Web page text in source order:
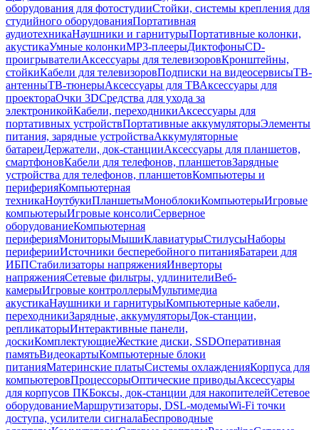
оборудования для фотостудииСтойки, системы крепления для
студийного оборудованияПортативная
аудиотехникаНаушники и гарнитурыПортативные колонки,
акустикаУмные колонкиMP3-плеерыДиктофоныCD-
проигрывателиАксессуары для телевизоровКронштейны,
стойкиКабели для телевизоровПодписки на видеосервисыТВ-
антенныТВ-тюнерыАксессуары для ТВАксессуары для
проектораОчки 3DСредства для ухода за
электроникойКабели, переходникиАксессуары для
портативных устройствПортативные аккумуляторыЭлементы
питания, зарядные устройстваАккумуляторные
батареиДержатели, док-станцииАксессуары для планшетов,
смартфоновКабели для телефонов, планшетовЗарядные
устройства для телефонов, планшетовКомпьютеры и
периферияКомпьютерная
техникаНоутбукиПланшетыМоноблокиКомпьютерыИгровые
компьютерыИгровые консолиСерверное
оборудованиеКомпьютерная
периферияМониторыМышиКлавиатурыСтилусыНаборы
периферииИсточники бесперебойного питанияБатареи для
ИБПСтабилизаторы напряженияИнверторы
напряженияСетевые фильтры, удлинителиВеб-
камерыИгровые контроллерыМультимедиа
акустикаНаушники и гарнитурыКомпьютерные кабели,
переходникиЗарядные, аккумуляторыДок-станции,
репликаторыИнтерактивные панели,
доскиКомплектующиеЖесткие диски, SSDОперативная
памятьВидеокартыКомпьютерные блоки
питанияМатеринские платыСистемы охлажденияКорпуса для
компьютеровПроцессорыОптические приводыАксессуары
для корпусов ПКБоксы, док-станции для накопителейСетевое
оборудованиеМаршрутизаторы, DSL-модемыWi-Fi точки
доступа, усилители сигналаБеспроводные